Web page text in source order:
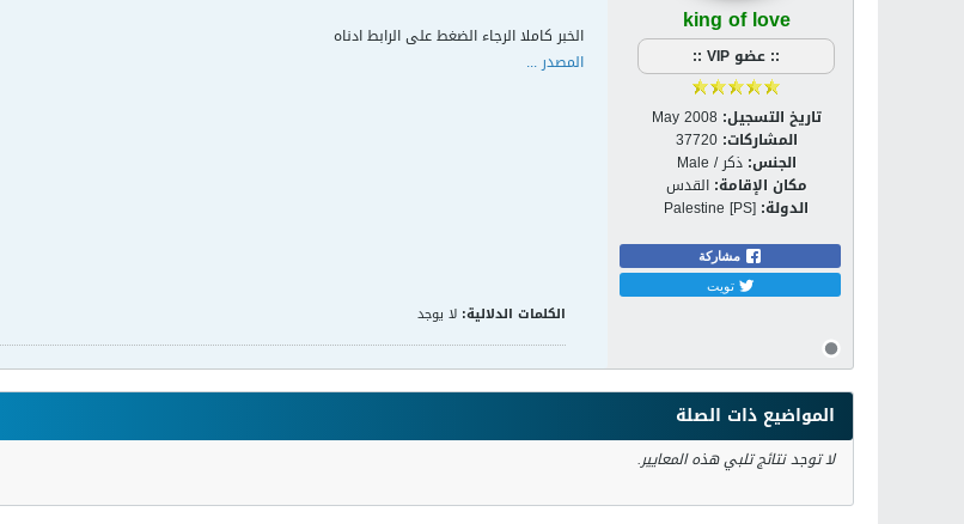
king of love
:: عضو VIP ::
تاريخ التسجيل: May 2008
المشاركات: 37720
الجنس: ذكر / Male
مكان الإقامة: القدس
الدولة: Palestine [PS]
مشاركة
تويت
الخبر كاملا الرجاء الضغط على الرابط ادناه
المصدر ...
الكلمات الدلالية: لا يوجد
المواضيع ذات الصلة
لا توجد نتائج تلبي هذه المعايير.